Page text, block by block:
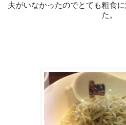
夫がいなかったのでとても粗食
た。